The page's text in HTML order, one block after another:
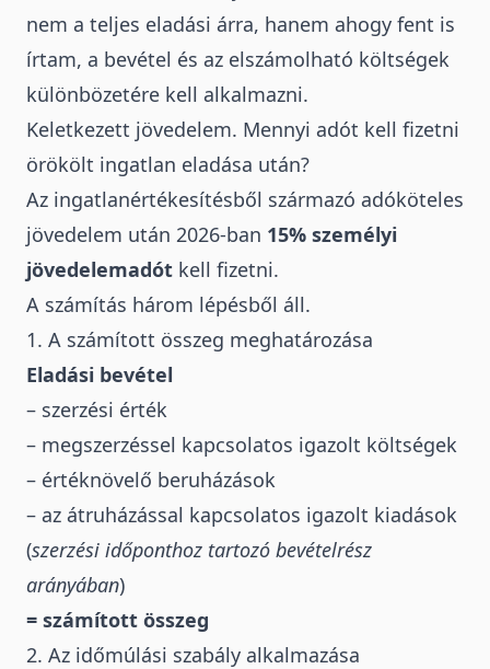
nem a teljes eladási árra, hanem ahogy fent is
írtam, a bevétel és az elszámolható költségek
különbözetére kell alkalmazni.
Keletkezett jövedelem. Mennyi adót kell fizetni
örökölt ingatlan eladása után?
Az ingatlanértékesítésből származó adóköteles
jövedelem után 2026-ban 15% személyi
jövedelemadót kell fizetni.
A számítás három lépésből áll.
1. A számított összeg meghatározása
Eladási bevétel
– szerzési érték
– megszerzéssel kapcsolatos igazolt költségek
– értéknövelő beruházások
– az átruházással kapcsolatos igazolt kiadások
(szerzési időponthoz tartozó bevételrész
arányában)
= számított összeg
2. Az időmúlási szabály alkalmazása